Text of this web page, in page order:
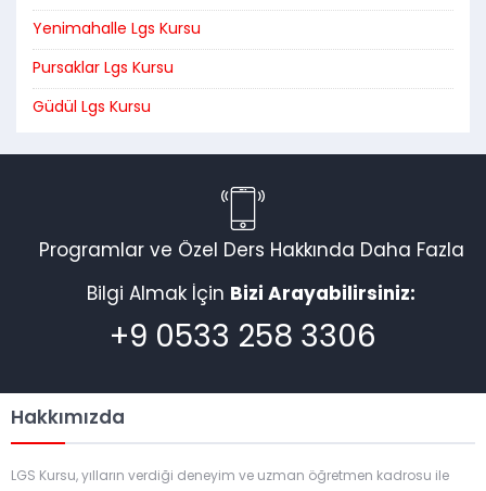
Yenimahalle Lgs Kursu
Pursaklar Lgs Kursu
Güdül Lgs Kursu
Programlar ve Özel Ders Hakkında Daha Fazla
Bilgi Almak İçin Bizi Arayabilirsiniz:
+9 0533 258 3306
Hakkımızda
LGS Kursu, yılların verdiği deneyim ve uzman öğretmen kadrosu ile